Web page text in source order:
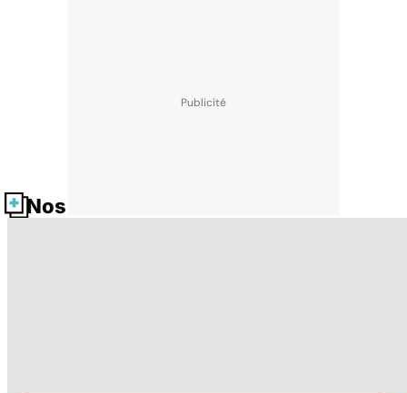
Nos fiches santé